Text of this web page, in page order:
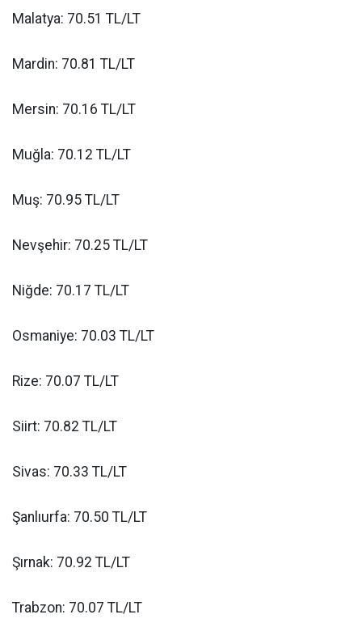
Malatya: 70.51 TL/LT
Mardin: 70.81 TL/LT
Mersin: 70.16 TL/LT
Muğla: 70.12 TL/LT
Muş: 70.95 TL/LT
Nevşehir: 70.25 TL/LT
Niğde: 70.17 TL/LT
Osmaniye: 70.03 TL/LT
Rize: 70.07 TL/LT
Siirt: 70.82 TL/LT
Sivas: 70.33 TL/LT
Şanlıurfa: 70.50 TL/LT
Şırnak: 70.92 TL/LT
Trabzon: 70.07 TL/LT